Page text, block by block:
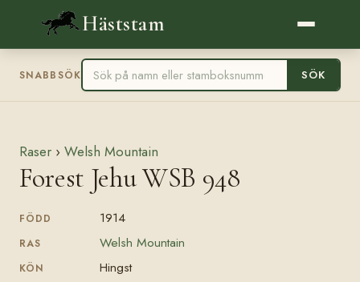
Häststam
SNABBSÖK SÖK
Raser › Welsh Mountain
Forest Jehu WSB 948
FÖDD 1914
RAS Welsh Mountain
KÖN Hingst